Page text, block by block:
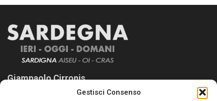
Gestisci Consenso
Giampaolo Cirronis
Sardegna Ieri-Oggi-Domani nasce per informare “liberamente” i